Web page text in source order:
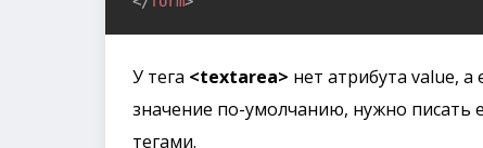
У тега <textarea> нет атрибута value,
значение по-умолчанию, нужно
тегами.